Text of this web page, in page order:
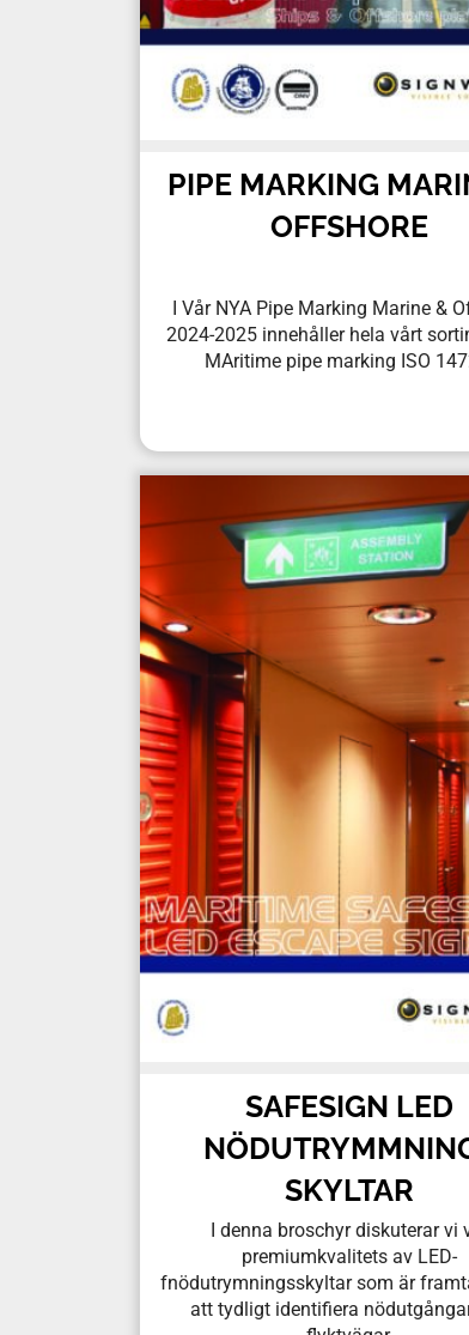
PIPE MARKING
OFFSHORE
I Vår NYA Pipe Marking Marine &
2024-2025 innehåller hela vårt
MAritime pipe marking ISO
SAFESIGN LED
SKYLTAR
I denna broschyr diskuterar vi
premiumkvalitets av LED-
fnödutrymningsskyltar som är framtagna för
att tydligt identifiera